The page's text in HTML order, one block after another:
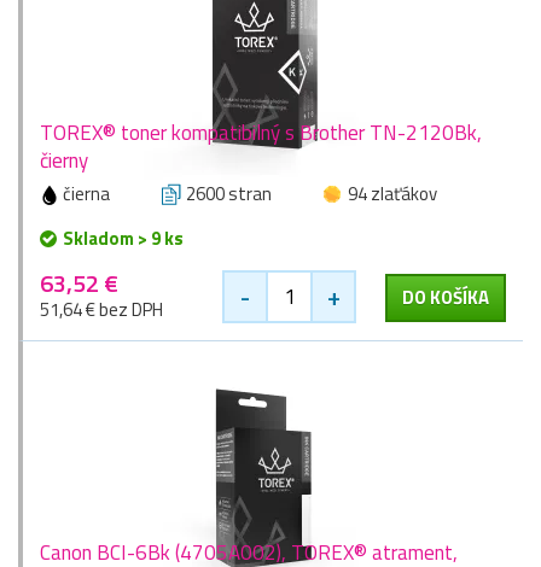
TOREX® toner kompatibilný s Brother TN-2120Bk,
čierny
čierna 2600 stran
94 zlaťákov
Skladom > 9 ks
63,52 €
51,64 € bez DPH - + DO KOŠÍKA
Canon BCI-6Bk (4705A002), TOREX® atrament,